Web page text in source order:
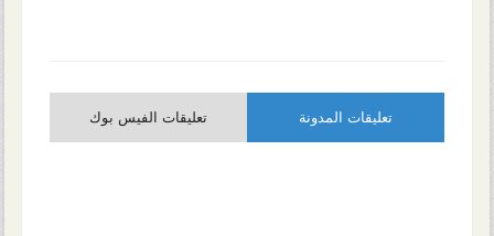
تعليقات المدونة تعليقات الفيس بوك